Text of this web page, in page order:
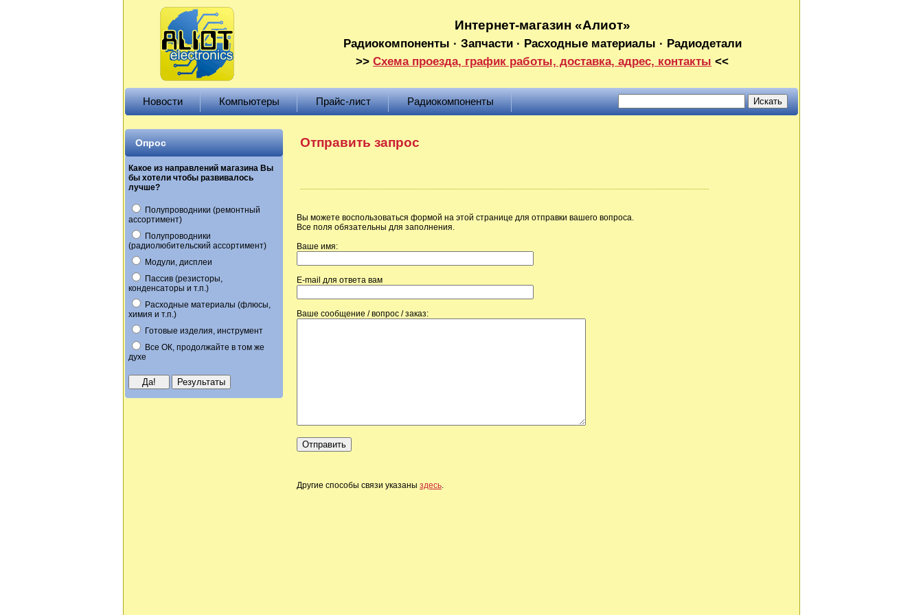
Интернет-магазин «Алиот»
Радиокомпоненты · Запчасти · Расходные материалы · Радиодетали
>> Схема проезда, график работы, доставка, адрес, контакты <<
Новости Компьютеры Прайс-лист Радиокомпоненты
Опрос
Какое из направлений магазина Вы
бы хотели чтобы развивалось
лучше?
Полупроводники (ремонтный
ассортимент)
Полупроводники
(радиолюбительский ассортимент)
Модули, дисплеи
Пассив (резисторы,
конденсаторы и т.п.)
Расходные материалы (флюсы,
химия и т.п.)
Готовые изделия, инструмент
Все ОК, продолжайте в том же
духе
Отправить запрос
Вы можете воспользоваться формой на этой странице для отправки вашего вопроса.
Все поля обязательны для заполнения.
Ваше имя:
E-mail для ответа вам
Ваше сообщение / вопрос / заказ:
Другие способы связи указаны здесь.